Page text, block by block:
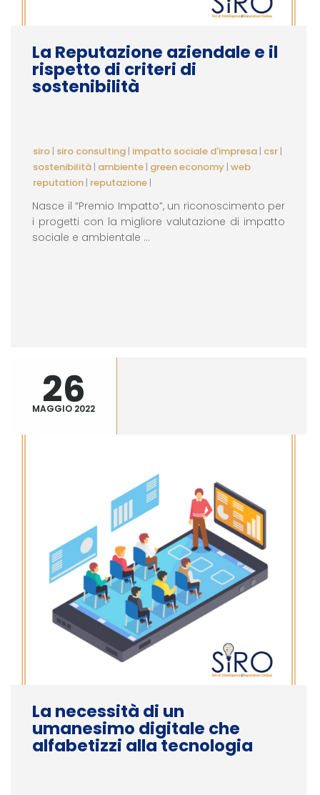
La Reputazione aziendale e il
rispetto di criteri di
sostenibilità
siro | siro consulting | impatto sociale d'impresa | csr |
sostenibilità | ambiente | green economy | web
reputation | reputazione |
Nasce il “Premio Impatto”, un riconoscimento per
i progetti con la migliore valutazione di impatto
sociale e ambientale ...
26
MAGGIO 2022
La necessità di un
umanesimo digitale che
alfabetizzi alla tecnologia